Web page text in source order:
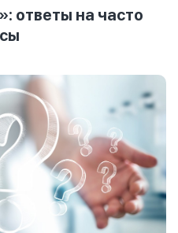
ответы на часто